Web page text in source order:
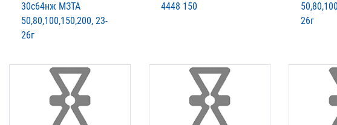
30с64нж МЗТА
50,80,100,150,200, 23-
26г
4448 150
26г